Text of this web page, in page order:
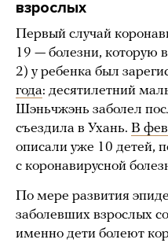
взрослых
Первый случай
19 — болезни, которую
2) у ребенка был
года: десятилетний
Шэньчжэнь заболел
съездила в Ухань. В
описали уже 10 детей,
с коронавирусной
По мере развития
заболевших взрослых
именно дети болеют